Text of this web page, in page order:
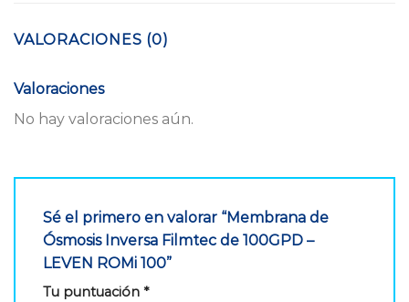
VALORACIONES (0)
Valoraciones
No hay valoraciones aún.
Sé el primero en valorar “Membrana de
Ósmosis Inversa Filmtec de 100GPD –
LEVEN ROMi 100”
Tu puntuación *